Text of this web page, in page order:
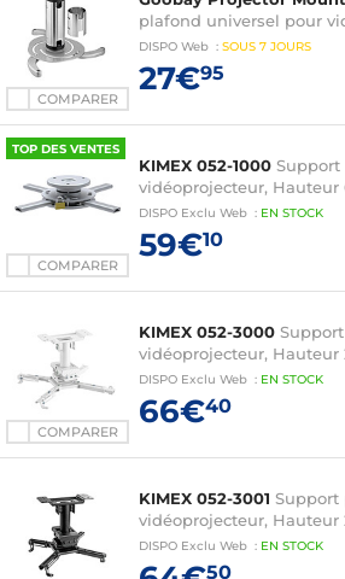
COMPARER
plafond universel pour
DISPO Web : SOUS 7 JOURS
27€95
TOP DES VENTES
COMPARER
KIMEX 052-1000
vidéoprojecteur, Hauteur
DISPO Exclu Web : EN STOCK
59€10
COMPARER
KIMEX 052-3000
vidéoprojecteur, Hauteur
DISPO Exclu Web : EN STOCK
66€40
KIMEX 052-3001 Support
vidéoprojecteur, Hauteur
DISPO Exclu Web : EN STOCK
50